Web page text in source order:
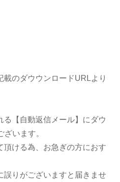
のダウウンロードURLより
【自動返信メール】にダウ
います。
ける為、お急ぎの方におす
りがございますと届きませ